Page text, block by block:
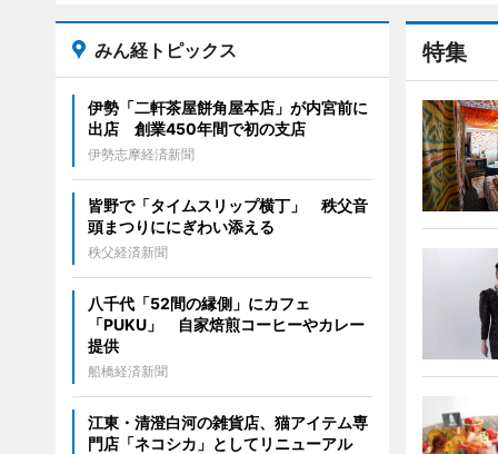
特集
みん経トピックス
伊勢「二軒茶屋餅角屋本店」が内宮前に
出店 創業450年間で初の支店
伊勢志摩経済新聞
皆野で「タイムスリップ横丁」 秩父音
頭まつりににぎわい添える
秩父経済新聞
八千代「52間の縁側」にカフェ
「PUKU」 自家焙煎コーヒーやカレー
提供
船橋経済新聞
江東・清澄白河の雑貨店、猫アイテム専
門店「ネコシカ」としてリニューアル